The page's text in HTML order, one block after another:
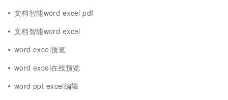
文档智能word excel pdf
文档智能word excel
word excel预览
word excel在线预览
word ppt excel编辑